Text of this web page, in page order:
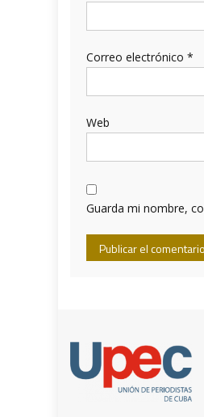
Correo electrónico *
Web
Guarda mi nombre,